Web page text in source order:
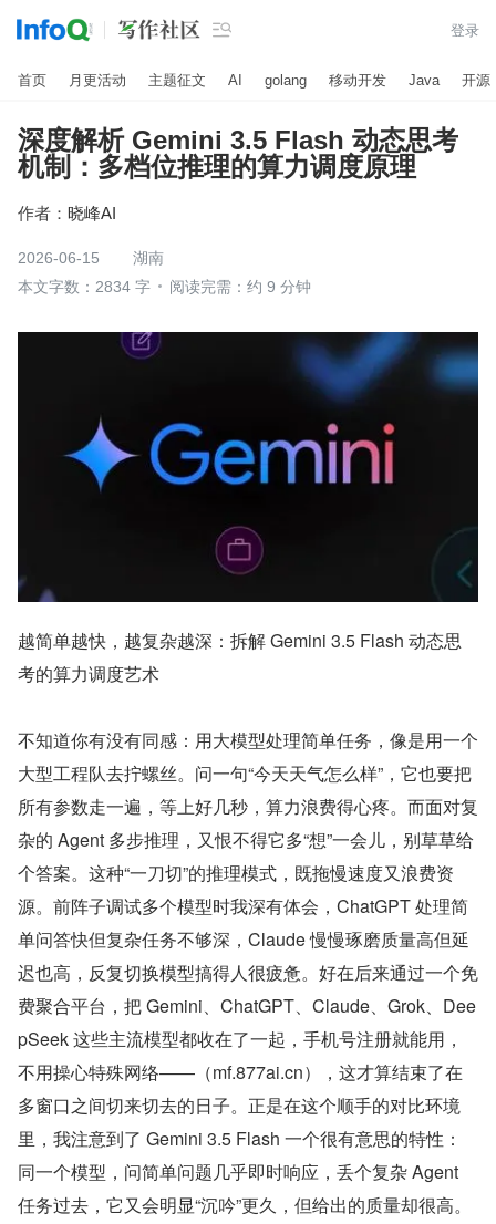
 登录
首页 月更活动 主题征文 AI golang 移动开发 Java 开源
深度解析 Gemini 3.5 Flash 动态思考
机制：多档位推理的算力调度原理
作者： 晓峰AI
2026-06-15
湖南
本文字数：2834 字
阅读完需：约 9 分钟
越简单越快，越复杂越深：拆解 Gemini 3.5 Flash 动态思
考的算力调度艺术
不知道你有没有同感：用大模型处理简单任务，像是用一个
大型工程队去拧螺丝。问一句“今天天气怎么样”，它也要把
所有参数走一遍，等上好几秒，算力浪费得心疼。而面对复
杂的 Agent 多步推理，又恨不得它多“想”一会儿，别草草给
个答案。这种“一刀切”的推理模式，既拖慢速度又浪费资
源。前阵子调试多个模型时我深有体会，ChatGPT 处理简
单问答快但复杂任务不够深，Claude 慢慢琢磨质量高但延
迟也高，反复切换模型搞得人很疲惫。好在后来通过一个免
费聚合平台，把 Gemini、ChatGPT、Claude、Grok、Dee
pSeek 这些主流模型都收在了一起，手机号注册就能用，
不用操心特殊网络——（mf.877ai.cn），这才算结束了在
多窗口之间切来切去的日子。正是在这个顺手的对比环境
里，我注意到了 Gemini 3.5 Flash 一个很有意思的特性：
同一个模型，问简单问题几乎即时响应，丢个复杂 Agent
任务过去，它又会明显“沉吟”更久，但给出的质量却很高。